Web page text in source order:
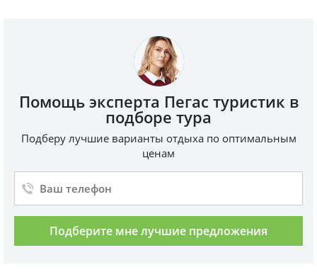
Помощь эксперта Пегас туристик в
подборе тура
Подберу лучшие варианты отдыха по оптимальным
ценам
Подберите мне лучшие предложения